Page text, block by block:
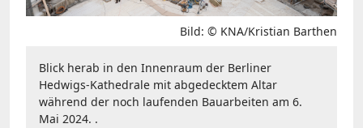
Bild: © KNA/Kristian Barthen
Blick herab in den Innenraum der Berliner
Hedwigs-Kathedrale mit abgedecktem Altar
während der noch laufenden Bauarbeiten am 6.
Mai 2024. .